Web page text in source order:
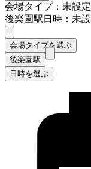
会場タイプ：未設定
後楽園駅日時：未
会場タイプを選ぶ
後楽園駅
日時を選ぶ